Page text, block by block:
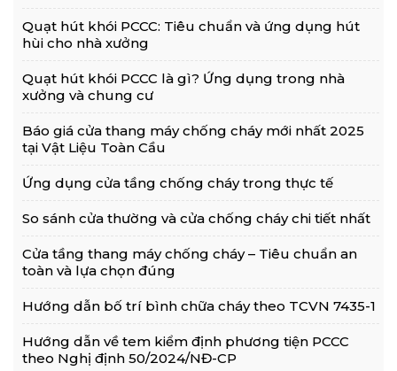
Quạt hút khói PCCC: Tiêu chuẩn và ứng dụng hút
hùi cho nhà xưởng
Quạt hút khói PCCC là gì? Ứng dụng trong nhà
xưởng và chung cư
Báo giá cửa thang máy chống cháy mới nhất 2025
tại Vật Liệu Toàn Cầu
Ứng dụng cửa tầng chống cháy trong thực tế
So sánh cửa thường và cửa chống cháy chi tiết nhất
Cửa tầng thang máy chống cháy – Tiêu chuẩn an
toàn và lựa chọn đúng
Hướng dẫn bố trí bình chữa cháy theo TCVN 7435-1
Hướng dẫn về tem kiểm định phương tiện PCCC
theo Nghị định 50/2024/NĐ-CP